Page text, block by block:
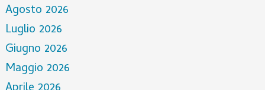
Agosto 2026
Luglio 2026
Giugno 2026
Maggio 2026